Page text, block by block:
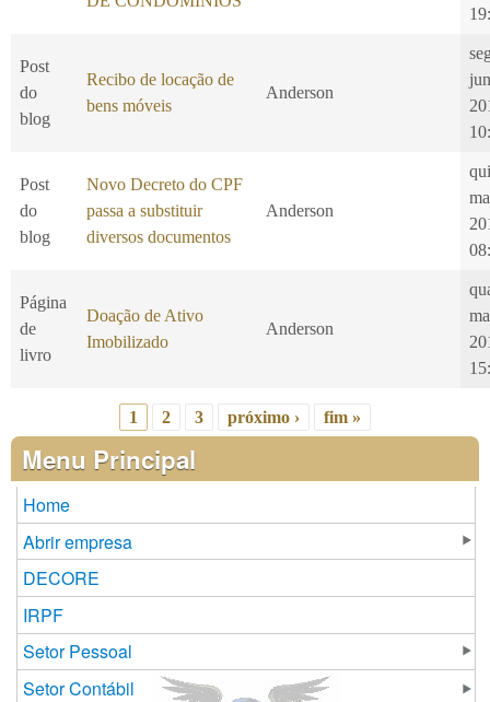
Post
do
blog
Recibo de locação de
bens móveis
Anderson
jun
Post
do
blog
Novo Decreto do CPF
passa a substituir
diversos documentos
Anderson
Página
de
livro
Doação de Ativo
Imobilizado
Anderson
Páginas
1 2 3 próximo › fim »
Menu Principal
Home
Abrir empresa
DECORE
IRPF
Setor Pessoal
Setor Contábil